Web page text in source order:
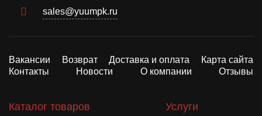
sales@yuumpk.ru
Вакансии Возврат Доставка и оплата
Карта сайта
Контакты
Новости О компании Отзывы
Каталог товаров Услуги